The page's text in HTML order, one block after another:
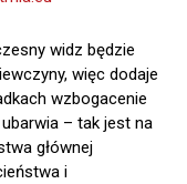
widz będzie
więc dodaje
wzbogacenie
– tak jest na
głównej
i